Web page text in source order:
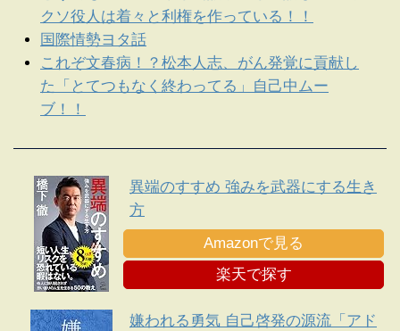
クソ役人は着々と利権を作っている！！
国際情勢ヨタ話
これぞ文春病！？松本人志、がん発覚に貢献し
た「とてつもなく終わってる」自己中ムー
ブ！！
異端のすすめ 強みを武器にする生き
方
Amazonで見る
楽天で探す
嫌われる勇気 自己啓発の源流「アド